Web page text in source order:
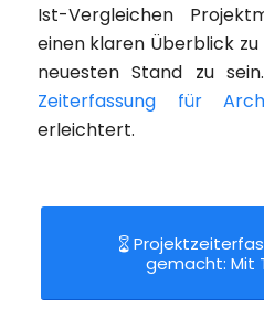
Ist-Vergleichen
einen klaren Überblick
neuesten Stand zu
Zeiterfassung für
erleichtert.
gemacht: Mit